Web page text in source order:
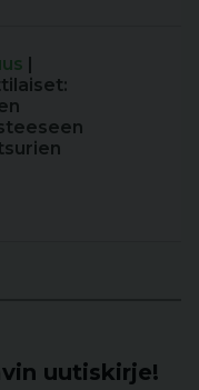
|
uutiskirje!